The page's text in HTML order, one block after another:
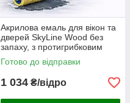
Акрилова емаль для вікон та
дверей SkyLine Wood без
запаху, з протигрибковим
ефектом, графітова, 3 л
Готово до відправки
1 034 ₴/відро